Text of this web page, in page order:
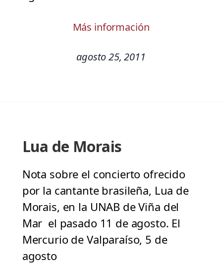
Más información
agosto 25, 2011
Lua de Morais
Nota sobre el concierto ofrecido
por la cantante brasileña, Lua de
Morais, en la UNAB de Viña del
Mar el pasado 11 de agosto. El
Mercurio de Valparaíso, 5 de
agosto